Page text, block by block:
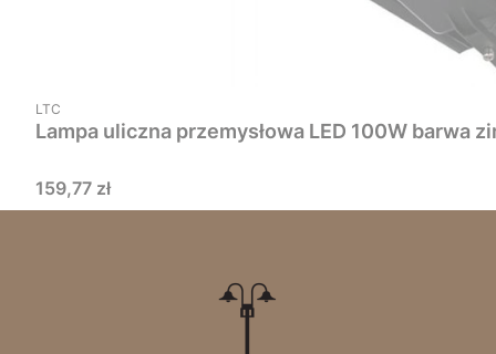
PRODUCENT
LTC
Lampa uliczna przemysłowa LED 100W barwa
Cena
159,77 zł